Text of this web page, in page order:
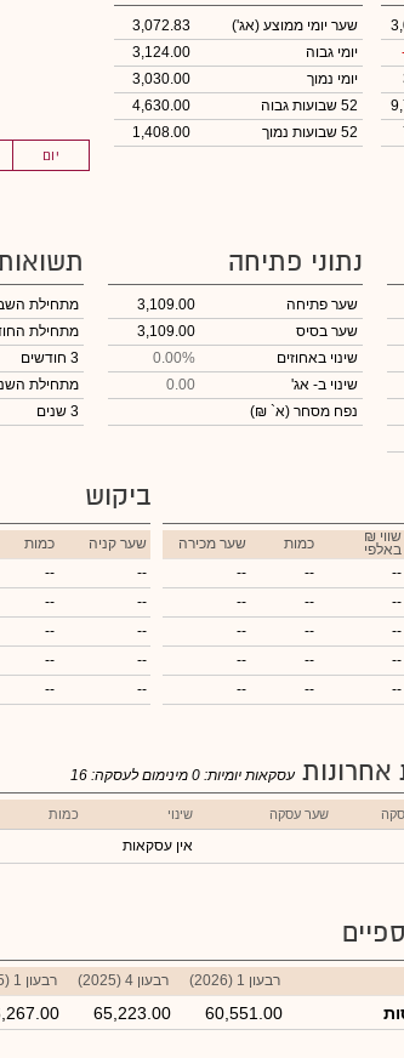
יום
שער יומי ממוצע (אג')
3,072.83
יומי גבוה
3,124.00
יומי נמוך
3,030.00
52 שבועות גבוה
4,630.00
52 שבועות נמוך
1,408.00
נתוני פתיחה
שער פתיחה
3,109.00
שער בסיס
3,109.00
שינוי באחוזים
0.00%
שינוי ב- אג'
0.00
נפח מסחר (א` ₪)
מתחילת
מתחילת
3 חודשים
מתחילת
3 שנים
₪ שווי
באלפי כמות
שער מכירה
--
--
--
--
--
--
--
--
--
--
--
--
--
--
--
ביקוש
שער קניה כמות
--
--
--
--
--
--
--
--
--
--
עסקאות יומיות: 0 מינימום לעסקה: 16
שער עסקה שינוי כמות
אין עסקאות
רבעון 1 (2026) רבעון 4 (2025) רבעון 1 (2025)
60,551.00
65,223.00